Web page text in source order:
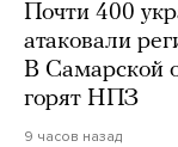
Почти 400
атаковали
В Самарской
горят НПЗ
9 часов назад